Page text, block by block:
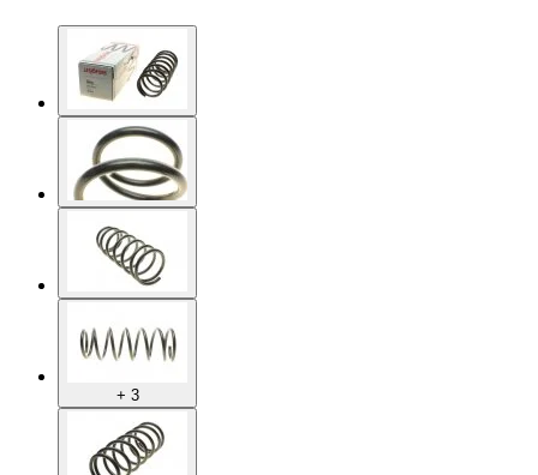
+ 3